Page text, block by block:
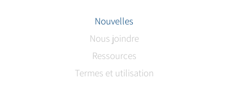
Nouvelles
Nous joindre
Ressources
Termes et utilisation